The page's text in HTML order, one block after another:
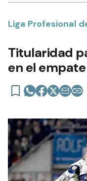
Liga Profesional
Titularidad
en el